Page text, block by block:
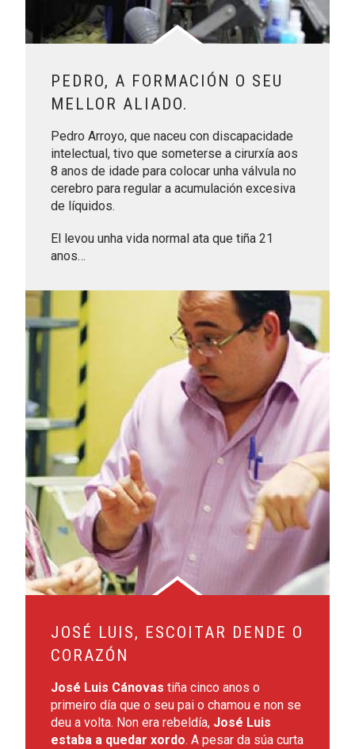
PEDRO, A FORMACIÓN O SEU
MELLOR ALIADO.
Pedro Arroyo, que naceu con discapacidade
intelectual, tivo que someterse a cirurxía aos
8 anos de idade para colocar unha válvula no
cerebro para regular a acumulación excesiva
de líquidos.
El levou unha vida normal ata que tiña 21
anos…
JOSÉ LUIS, ESCOITAR DENDE O
CORAZÓN
José Luis Cánovas tiña cinco anos o
primeiro día que o seu pai o chamou e non se
deu a volta. Non era rebeldía, José Luis
estaba a quedar xordo. A pesar da súa curta
Leer más sobre José Luis, escoitar dende o corazón